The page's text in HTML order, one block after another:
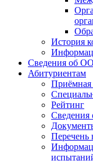
История
Сведения об ОО
Абитуриентам
Приёмная
Рейтинг
Сведения
Перечень